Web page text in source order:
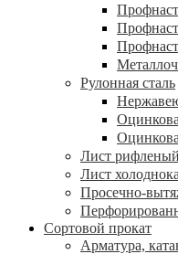
Рулонная сталь
Лист рифленый
Лист
Просечно-
Сортовой прокат
Арматура,